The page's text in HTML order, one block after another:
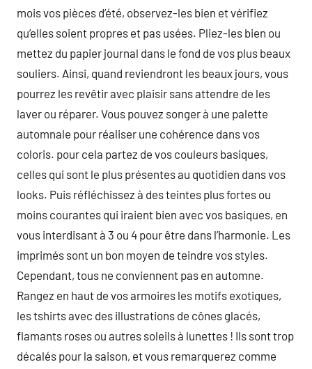
mois vos pièces d’été, observez-les bien et vérifiez
qu’elles soient propres et pas usées. Pliez-les bien ou
mettez du papier journal dans le fond de vos plus beaux
souliers. Ainsi, quand reviendront les beaux jours, vous
pourrez les revêtir avec plaisir sans attendre de les
laver ou réparer. Vous pouvez songer à une palette
automnale pour réaliser une cohérence dans vos
coloris. pour cela partez de vos couleurs basiques,
celles qui sont le plus présentes au quotidien dans vos
looks. Puis réfléchissez à des teintes plus fortes ou
moins courantes qui iraient bien avec vos basiques, en
vous interdisant à 3 ou 4 pour être dans l’harmonie. Les
imprimés sont un bon moyen de teindre vos styles.
Cependant, tous ne conviennent pas en automne.
Rangez en haut de vos armoires les motifs exotiques,
les tshirts avec des illustrations de cônes glacés,
flamants roses ou autres soleils à lunettes ! Ils sont trop
décalés pour la saison, et vous remarquerez comme